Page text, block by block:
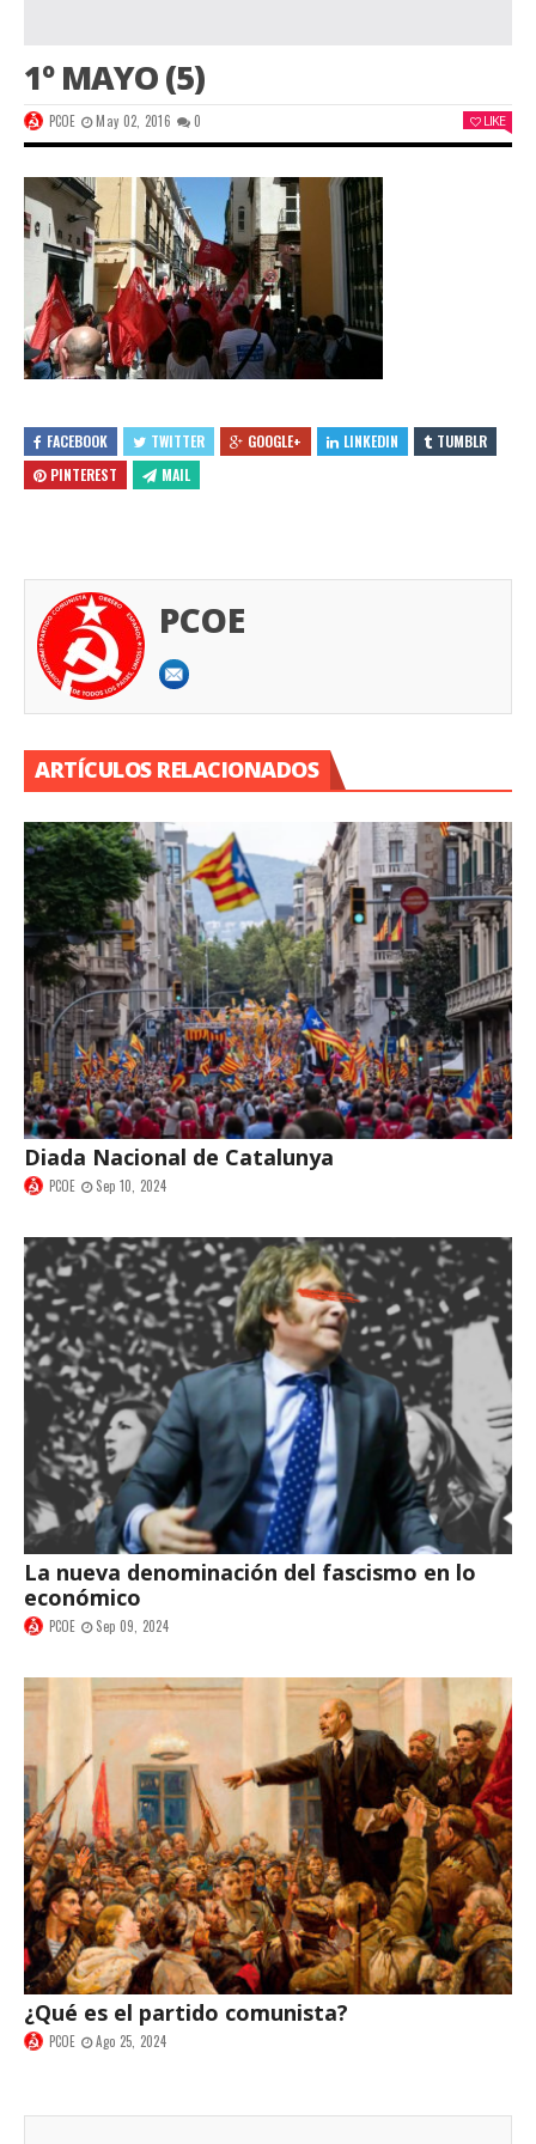
1º MAYO (5)
PCOE May 02, 2016 0 LIKE
FACEBOOK TWITTER GOOGLE+ LINKEDIN
TUMBLR
PINTEREST
MAIL
PCOE
ARTÍCULOS RELACIONADOS
Diada Nacional de Catalunya
PCOE Sep 10, 2024
La nueva denominación del fascismo en lo
económico
PCOE Sep 09, 2024
¿Qué es el partido comunista?
PCOE Ago 25, 2024